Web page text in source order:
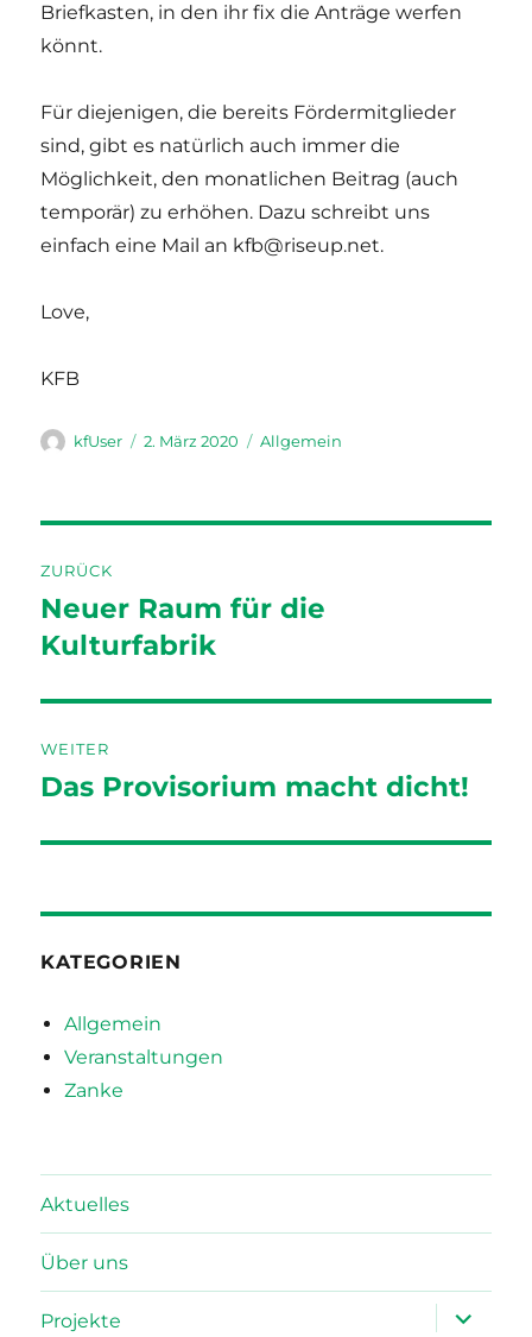
Briefkasten, in den ihr fix die Anträge werfen
könnt.
Für diejenigen, die bereits Fördermitglieder
sind, gibt es natürlich auch immer die
Möglichkeit, den monatlichen Beitrag (auch
temporär) zu erhöhen. Dazu schreibt uns
einfach eine Mail an kfb@riseup.net.
Love,
KFB
Autor
kfUser
Veröffentlicht
2. März 2020 Kategorien
Allgemein
ZURÜCK
Vorheriger
Beitrag:
Neuer Raum für die
Kulturfabrik
WEITER
Nächster
Das Provisorium macht dicht!
KATEGORIEN
Allgemein
Veranstaltungen
Zanke
Aktuelles
Über uns
Projekte